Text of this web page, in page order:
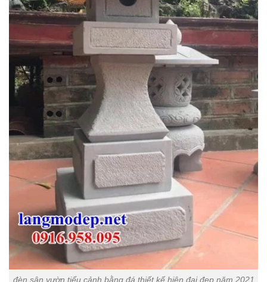
đèn sân vườn tiểu cảnh bằng đá thiết kế hiện đại đẹp năm 2021